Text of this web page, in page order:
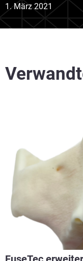
1. März 2021